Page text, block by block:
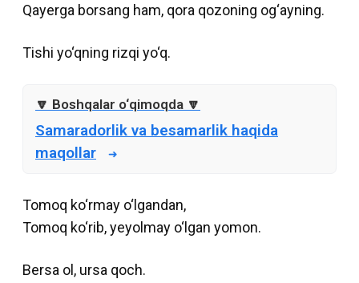
Qayerga borsang ham, qora qozoning og‘ayning.
Tishi yo‘qning rizqi yo‘q.
Samaradorlik va besamarlik haqida
maqollar
Tomoq ko‘rmay o‘lgandan,
Tomoq ko‘rib, yeyolmay o‘lgan yomon.
Bersa ol, ursa qoch.